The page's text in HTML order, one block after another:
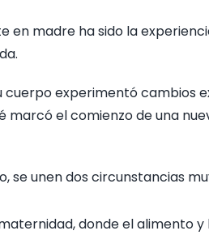
en madre ha sido la
cuerpo experimentó cambios
marcó el comienzo de una
se unen dos circunstancias
donde el alimento y